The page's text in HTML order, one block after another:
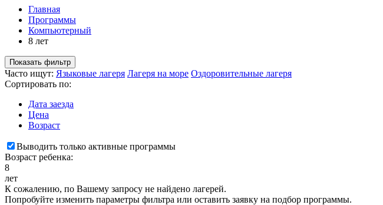
Главная
Программы
Компьютерный
8 лет
Показать фильтр
Часто ищут: Языковые лагеря Лагеря на море Оздоровительные лагеря
Сортировать по:
Дата заезда
Цена
Возраст
Выводить только активные программы
Возраст ребенка:
8
лет
К сожалению, по Вашему запросу не найдено лагерей.
Попробуйте изменить параметры фильтра или оставить заявку на подбор программы.